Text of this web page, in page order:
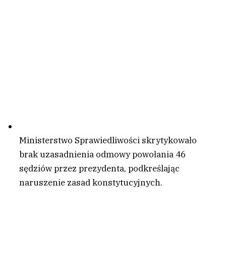
Ministerstwo Sprawiedliwości skrytykowało
brak uzasadnienia odmowy powołania 46
sędziów przez prezydenta, podkreślając
naruszenie zasad konstytucyjnych.